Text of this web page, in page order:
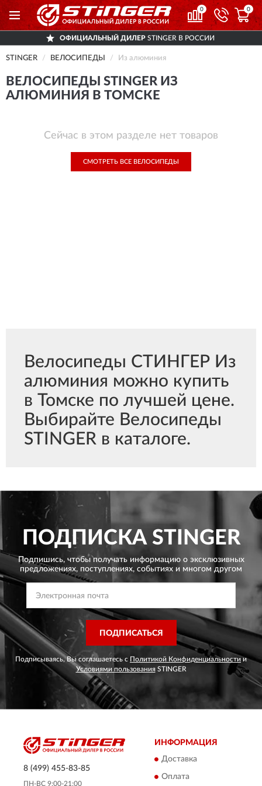
0 0
ОФИЦИАЛЬНЫЙ ДИЛЕР STINGER В РОССИИ
STINGER ВЕЛОСИПЕДЫ Из алюминия
ВЕЛОСИПЕДЫ STINGER ИЗ
АЛЮМИНИЯ В ТОМСКЕ
Сейчас в этом разделе нет товаров
СМОТРЕТЬ ВСЕ ВЕЛОСИПЕДЫ
Велосипеды СТИНГЕР Из
алюминия можно купить
в Томске по лучшей цене.
Выбирайте Велосипеды
STINGER в каталоге.
ПОДПИСКАSTINGER
Подпишись, чтобы получать информацию о эксклюзивных
предложениях, поступлениях, событиях и многом другом
ПОДПИСАТЬСЯ
Подписываясь, Вы соглашаетесь с Политикой Конфиденциальности и
Условиями пользованияSTINGER
8 (499) 455-83-85
ПН-ВС 9:00-21:00
ИНФОРМАЦИЯ
Доставка
Оплата